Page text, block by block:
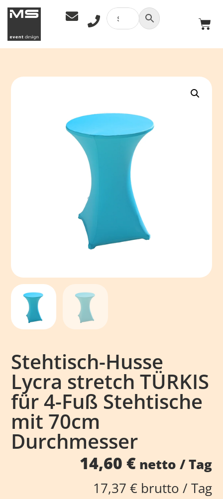
Stehtisch-Husse
Lycra stretch TÜRKIS
für 4-Fuß Stehtische
mit 70cm
Durchmesser
14,60 €netto / Tag
17,37 €brutto / Tag